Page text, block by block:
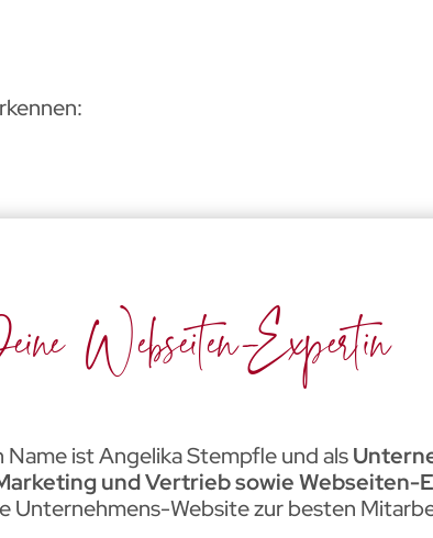
Webseiten-Expertin
Name ist Angelika Stempfle und als
und Vertrieb sowie Webseiten-
Unternehmens-Website zur besten